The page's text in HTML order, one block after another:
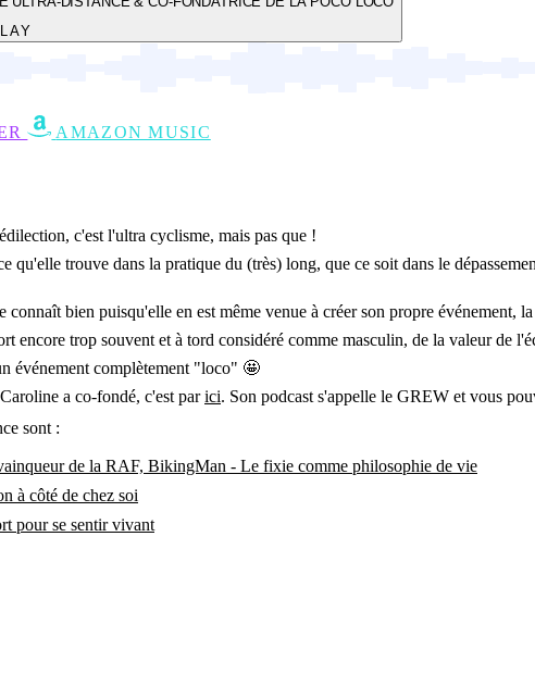
AMAZON MUSIC
c'est l'ultra cyclisme, mais pas que !
qu'elle trouve dans la pratique du (très) long, que ce soit dans le
bien puisqu'elle en est même venue à créer son propre
encore trop souvent et à tord considéré comme masculin, de la valeur de
événement complètement "loco" 🤩
a co-fondé, c'est parici. Son podcast s'appelle le GREW et vous
sont :
de la RAF, BikingMan - Le fixie comme philosophie de vie
à côté de chez soi
pour se sentir vivant